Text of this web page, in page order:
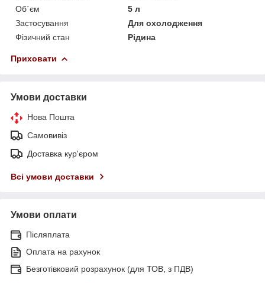
Об`єм
5 л
Застосування
Для охолодження
Фізичний стан
Рідина
Приховати
Умови доставки
Нова Пошта
Самовивіз
Доставка кур'єром
Всі умови доставки
Умови оплати
Післяплата
Оплата на рахунок
Безготівковий розрахунок (для ТОВ, з ПДВ)